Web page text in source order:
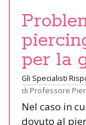
per la
Gli Specialisti
di Professore
Nel caso in
dovuto al